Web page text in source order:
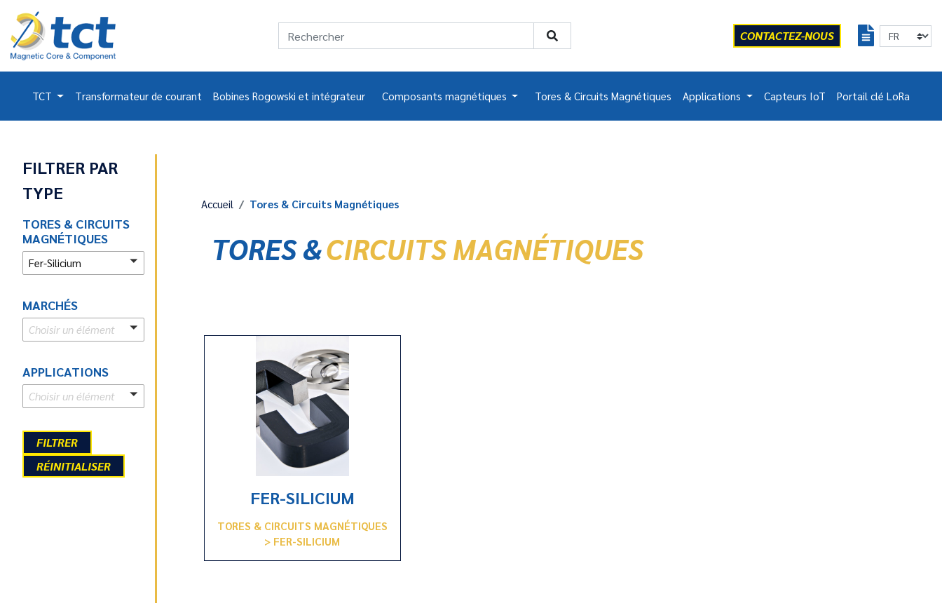
CONTACTEZ-NOUS
TCT Transformateur de courant Bobines Rogowski et intégrateur Composants magnétiques Tores & Circuits Magnétiques Applications Capteurs IoT Portail clé LoRa
FILTRER PAR
TYPE
TORES & CIRCUITS
MAGNÉTIQUES
Fer-Silicium
MARCHÉS
Choisir un élément
APPLICATIONS
Choisir un élément
RÉINITIALISER
Accueil Tores & Circuits Magnétiques
TORES &CIRCUITS MAGNÉTIQUES
FER-SILICIUM
TORES & CIRCUITS MAGNÉTIQUES
> FER-SILICIUM